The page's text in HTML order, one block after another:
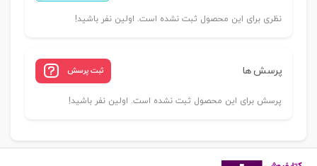
ارگانیک)
|
دکتر
نظری برای این محصول ثبت نشده است. اولین نفر باشید!
پرسش ها ثبت پرسش
پرسش برای این محصول ثبت نشده است. اولین نفر باشید!